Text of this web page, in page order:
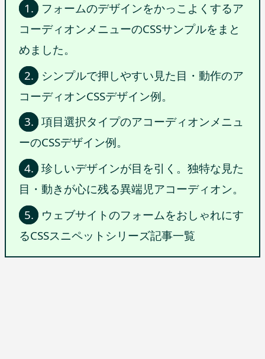
1.
フォームのデザインをかっこよくするア
コーディオンメニューのCSSサンプルをまと
めました。
2.
シンプルで押しやすい見た目・動作のア
コーディオンCSSデザイン例。
3. 項目選択タイプのアコーディオンメニュ
ーのCSSデザイン例。
4. 珍しいデザインが目を引く。独特な見た
目・動きが心に残る異端児アコーディオン。
5.
ウェブサイトのフォームをおしゃれにす
るCSSスニペットシリーズ記事一覧